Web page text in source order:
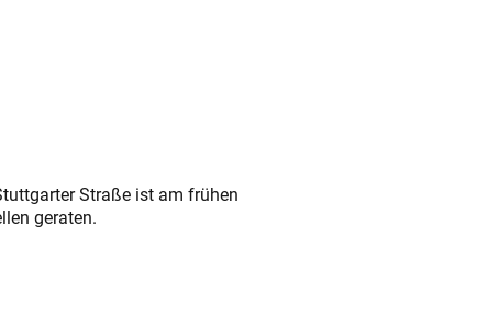
Straße ist am frühen
geraten.